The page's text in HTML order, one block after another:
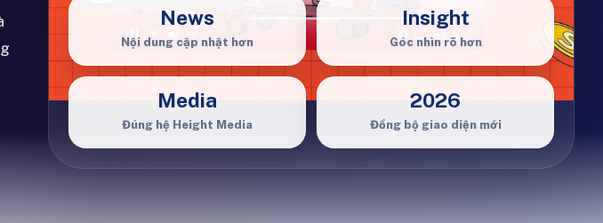
News
Nội dung cập nhật hơn
Insight
Góc nhìn rõ hơn
Media
Đúng hệ Height Media
2026
Đồng bộ giao diện mới